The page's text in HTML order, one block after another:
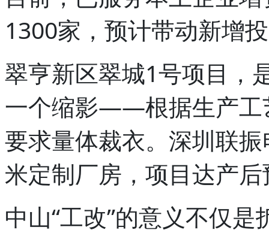
1300家，预计带动新增
翠亨新区翠城1号项目，
一个缩影——根据生产工
要求量体裁衣。深圳联
米定制厂房，项目达产
中山“工改”的意义不仅